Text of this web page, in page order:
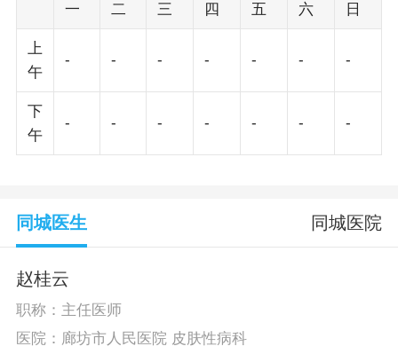
一
二
三
四
五
六
日
上
午
- - - - - - -
下
午
- - - - - - -
同城医生 同城医院
赵桂云
职称：主任医师
医院：廊坊市人民医院 皮肤性病科